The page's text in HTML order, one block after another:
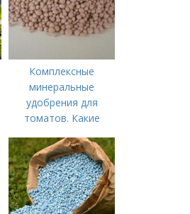
Комплексные
минеральные
удобрения для
томатов. Какие
используются для
культуры